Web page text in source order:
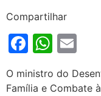
Compartilhar
O ministro do
Família e Combate